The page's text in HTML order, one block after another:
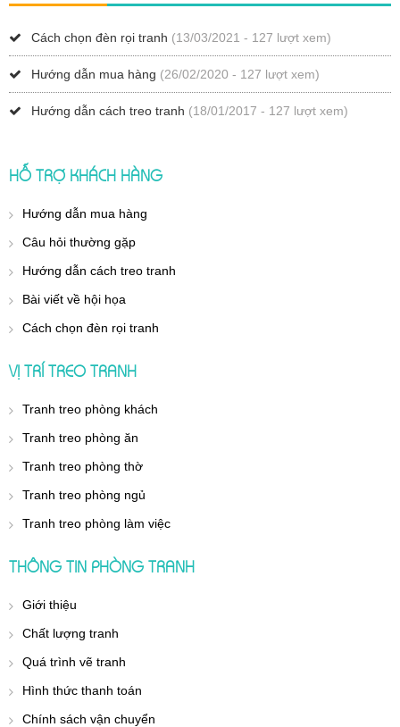
Cách chọn đèn rọi tranh (13/03/2021 - 127 lượt xem)
Hướng dẫn mua hàng (26/02/2020 - 127 lượt xem)
Hướng dẫn cách treo tranh (18/01/2017 - 127 lượt xem)
HỖ TRỢ KHÁCH HÀNG
Hướng dẫn mua hàng
Câu hỏi thường gặp
Hướng dẫn cách treo tranh
Bài viết về hội họa
Cách chọn đèn rọi tranh
VỊ TRÍ TREO TRANH
Tranh treo phòng khách
Tranh treo phòng ăn
Tranh treo phòng thờ
Tranh treo phòng ngủ
Tranh treo phòng làm việc
THÔNG TIN PHÒNG TRANH
Giới thiệu
Chất lượng tranh
Quá trình vẽ tranh
Hình thức thanh toán
Chính sách vận chuyển